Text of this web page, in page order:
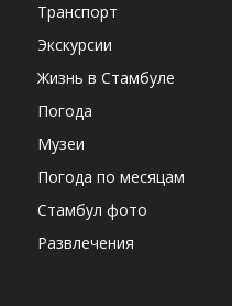
Транспорт
Экскурсии
Жизнь в Стамбуле
Погода
Музеи
Погода по месяцам
Стамбул фото
Развлечения